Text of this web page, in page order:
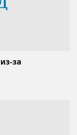
за